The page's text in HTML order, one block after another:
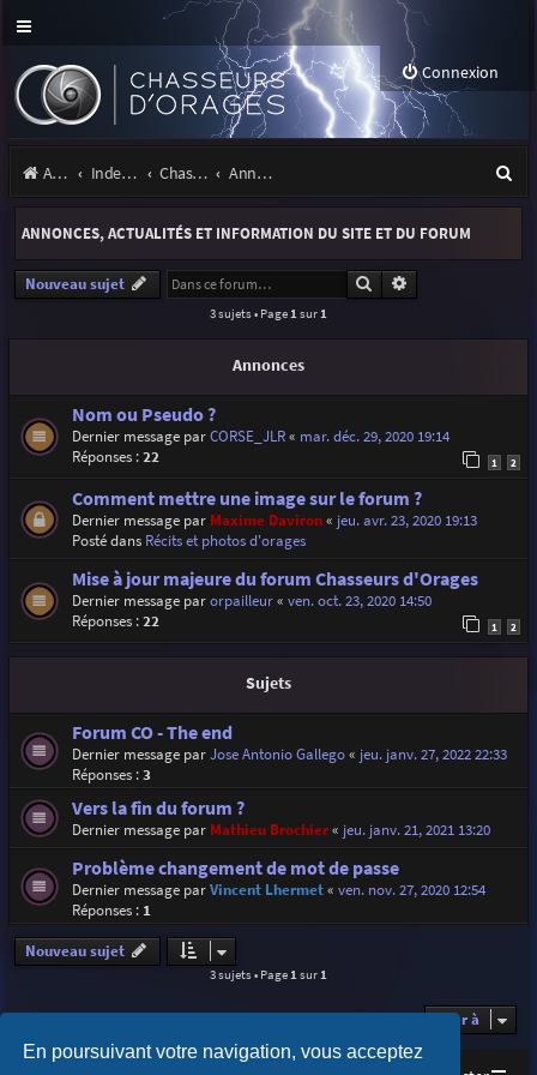
En poursuivant votre navigation, vous acceptez
Connexion
Accueil Index du forum Chasseurs d'Orages Annonces, actualités et information du site et du forum
e
e
ANNONCES, ACTUALITÉS ET INFORMATION DU SITE ET DU FORUM
Nouveau sujet Rechercher
3 sujets • Page 1 sur 1
Annonces
Nom ou Pseudo ?
Dernier message parCORSE_JLR« mar. déc. 29, 2020 19:14
Réponses :22 1 2
Comment mettre une image sur le forum ?
Dernier message par Maxime Daviron« jeu. avr. 23, 2020 19:13
Posté dans Récits et photos d'orages
Mise à jour majeure du forum Chasseurs d'Orages
Dernier message parorpailleur« ven. oct. 23, 2020 14:50
Réponses :22 1 2
Sujets
Forum CO - The end
Dernier message parJose Antonio Gallego« jeu. janv. 27, 2022 22:33
Réponses :3
Vers la fin du forum ?
Dernier message par Mathieu Brochier« jeu. janv. 21, 2021 13:20
Problème changement de mot de passe
Dernier message parVincent Lhermet« ven. nov. 27, 2020 12:54
Réponses : 1
Nouveau sujet
3 sujets • Page1sur1
Aller à